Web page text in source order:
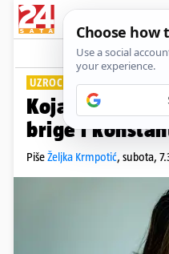
UZROCI I RJEŠENJA
Koja je razlika
brige i
PišeŽeljka Krmpotić, subota,